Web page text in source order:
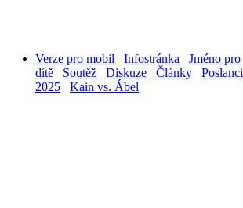
Verze pro mobil Infostránka
Jméno pro
dítě
Soutěž Diskuze Články Poslanci
2025
Kain vs. Ábel